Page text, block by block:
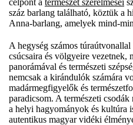
célpont a természet szerelmesei
száz barlang található, köztük a
Anna-barlang, amelyek mind-
A hegység számos
csúcsaira és völgyeire vezetnek,
panorámával és természeti
nemcsak a kirándulók számára
madármegfigyelők és
paradicsom. A természeti
a helyi hagyományok és kultúra
autentikus magyar vidéki